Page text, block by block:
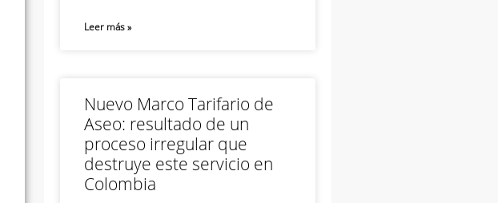
Leer más »
Nuevo Marco Tarifario de
Aseo: resultado de un
proceso irregular que
destruye este servicio en
Colombia